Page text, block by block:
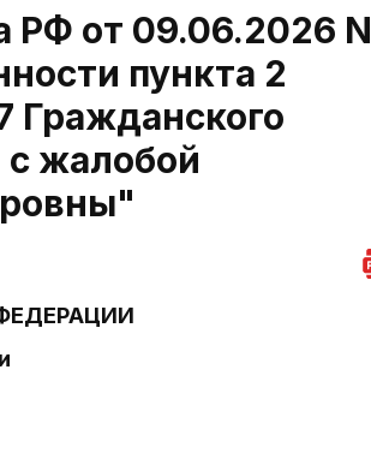
РФ от 09.06.2026 N
пункта 2
Гражданского
с жалобой